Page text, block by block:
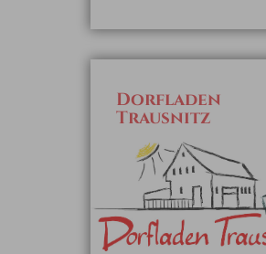
Dorfladen
Trausnitz